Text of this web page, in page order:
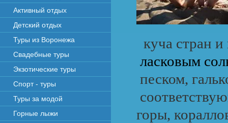
куча стран
ласковым
песком,
горы,
Активный отдых
Детский отдых
Туры из Воронежа
Свадебные туры
Экзотические туры
Спорт - туры
Туры за модой
Горные лыжи